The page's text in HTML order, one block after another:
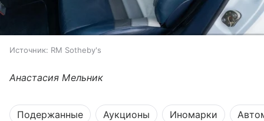
Источник: RM Sotheby's
Анастасия Мельник
Подержанные Аукционы Иномарки